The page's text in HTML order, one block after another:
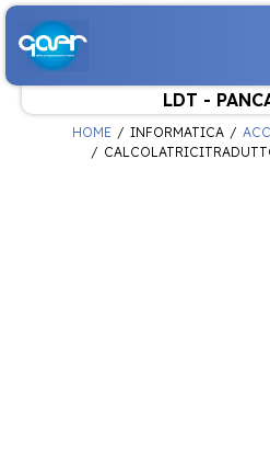
LDT -
HOME INFORMATICA